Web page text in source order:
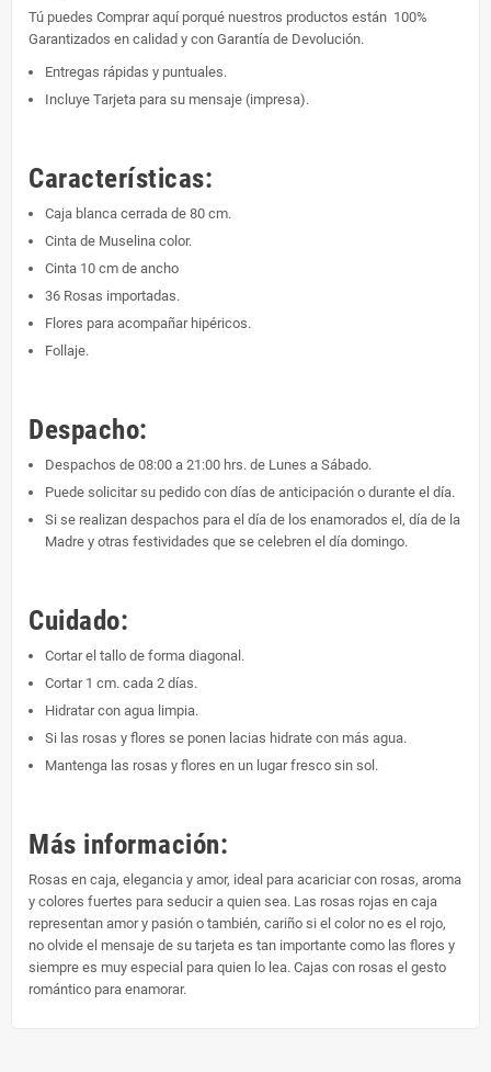
Tú puedes Comprar aquí porqué nuestros productos están 100%
Garantizados en calidad y con Garantía de Devolución.
Entregas rápidas y puntuales.
Incluye Tarjeta para su mensaje (impresa).
Características:
Caja blanca cerrada de 80 cm.
Cinta de Muselina color.
Cinta 10 cm de ancho
36 Rosas importadas.
Flores para acompañar hipéricos.
Follaje.
Despacho:
Despachos de 08:00 a 21:00 hrs. de Lunes a Sábado.
Puede solicitar su pedido con días de anticipación o durante el día.
Si se realizan despachos para el día de los enamorados el, día de la
Madre y otras festividades que se celebren el día domingo.
Cuidado:
Cortar el tallo de forma diagonal.
Cortar 1 cm. cada 2 días.
Hidratar con agua limpia.
Si las rosas y flores se ponen lacias hidrate con más agua.
Mantenga las rosas y flores en un lugar fresco sin sol.
Más información:
Rosas en caja, elegancia y amor, ideal para acariciar con rosas, aroma
y colores fuertes para seducir a quien sea. Las rosas rojas en caja
representan amor y pasión o también, cariño si el color no es el rojo,
no olvide el mensaje de su tarjeta es tan importante como las flores y
siempre es muy especial para quien lo lea. Cajas con rosas el gesto
romántico para enamorar.